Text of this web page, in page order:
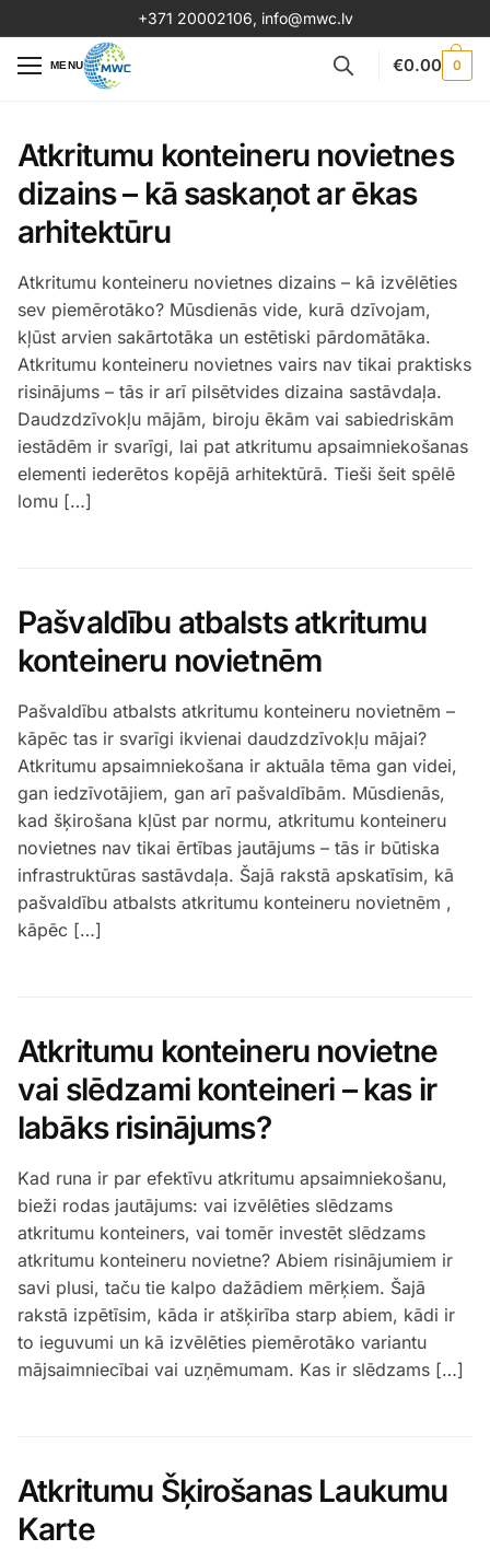
+371 20002106, info@mwc.lv
MENU €0.00 0
Atkritumu konteineru novietnes
dizains – kā saskaņot ar ēkas
arhitektūru
Atkritumu konteineru novietnes dizains – kā izvēlēties
sev piemērotāko? Mūsdienās vide, kurā dzīvojam,
kļūst arvien sakārtotāka un estētiski pārdomātāka.
Atkritumu konteineru novietnes vairs nav tikai praktisks
risinājums – tās ir arī pilsētvides dizaina sastāvdaļa.
Daudzdzīvokļu mājām, biroju ēkām vai sabiedriskām
iestādēm ir svarīgi, lai pat atkritumu apsaimniekošanas
elementi iederētos kopējā arhitektūrā. Tieši šeit spēlē
lomu […]
Pašvaldību atbalsts atkritumu
konteineru novietnēm
Pašvaldību atbalsts atkritumu konteineru novietnēm –
kāpēc tas ir svarīgi ikvienai daudzdzīvokļu mājai?
Atkritumu apsaimniekošana ir aktuāla tēma gan videi,
gan iedzīvotājiem, gan arī pašvaldībām. Mūsdienās,
kad šķirošana kļūst par normu, atkritumu konteineru
novietnes nav tikai ērtības jautājums – tās ir būtiska
infrastruktūras sastāvdaļa. Šajā rakstā apskatīsim, kā
pašvaldību atbalsts atkritumu konteineru novietnēm ,
kāpēc […]
Atkritumu konteineru novietne
vai slēdzami konteineri – kas ir
labāks risinājums?
Kad runa ir par efektīvu atkritumu apsaimniekošanu,
bieži rodas jautājums: vai izvēlēties slēdzams
atkritumu konteiners, vai tomēr investēt slēdzams
atkritumu konteineru novietne? Abiem risinājumiem ir
savi plusi, taču tie kalpo dažādiem mērķiem. Šajā
rakstā izpētīsim, kāda ir atšķirība starp abiem, kādi ir
to ieguvumi un kā izvēlēties piemērotāko variantu
mājsaimniecībai vai uzņēmumam. Kas ir slēdzams […]
Atkritumu Šķirošanas Laukumu
Karte